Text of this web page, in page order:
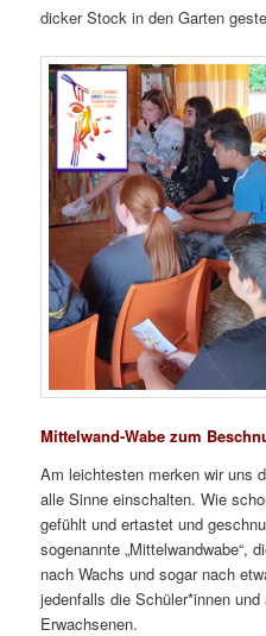
dicker Stock in den Garten
Mittelwand-Wabe zum
Am leichtesten merken wir uns
alle Sinne einschalten. Wie
gefühlt und ertastet und
sogenannte „Mittelwandwabe“,
nach Wachs und sogar nach
jedenfalls die Schüler*innen
Erwachsenen.